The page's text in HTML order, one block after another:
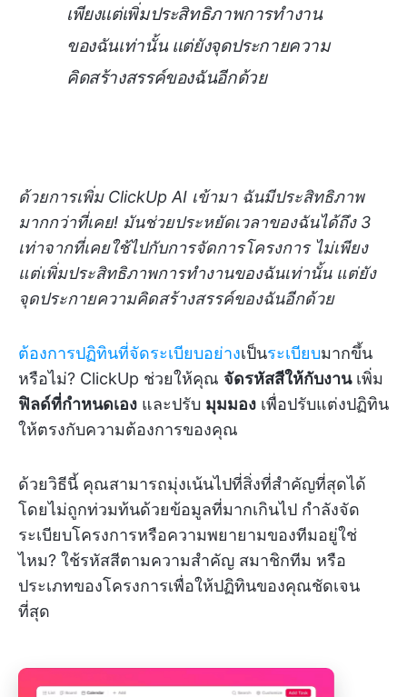
เพียงแต่เพิ่มประสิทธิภาพการทำงาน
ของฉันเท่านั้น แต่ยังจุดประกายความ
คิดสร้างสรรค์ของฉันอีกด้วย
ด้วยการเพิ่ม ClickUp AI เข้ามา ฉันมีประสิทธิภาพ
มากกว่าที่เคย! มันช่วยประหยัดเวลาของฉันได้ถึง 3
เท่าจากที่เคยใช้ไปกับการจัดการโครงการ ไม่เพียง
แต่เพิ่มประสิทธิภาพการทำงานของฉันเท่านั้น แต่ยัง
จุดประกายความคิดสร้างสรรค์ของฉันอีกด้วย
ต้องการปฏิทินที่จัดระเบียบอย่างเป็นระเบียบมากขึ้น
หรือไม่? ClickUp ช่วยให้คุณ จัดรหัสสีให้กับงานเพิ่ม
ฟิลด์ที่กำหนดเอง และปรับ มุมมอง เพื่อปรับแต่งปฏิทิน
ให้ตรงกับความต้องการของคุณ
ด้วยวิธีนี้ คุณสามารถมุ่งเน้นไปที่สิ่งที่สำคัญที่สุดได้
โดยไม่ถูกท่วมท้นด้วยข้อมูลที่มากเกินไป กำลังจัด
ระเบียบโครงการหรือความพยายามของทีมอยู่ใช่
ไหม? ใช้รหัสสีตามความสำคัญ สมาชิกทีม หรือ
ประเภทของโครงการเพื่อให้ปฏิทินของคุณชัดเจน
ที่สุด